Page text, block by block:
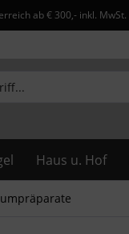
ab € 300,- inkl. MwSt.
Haus u. Hof